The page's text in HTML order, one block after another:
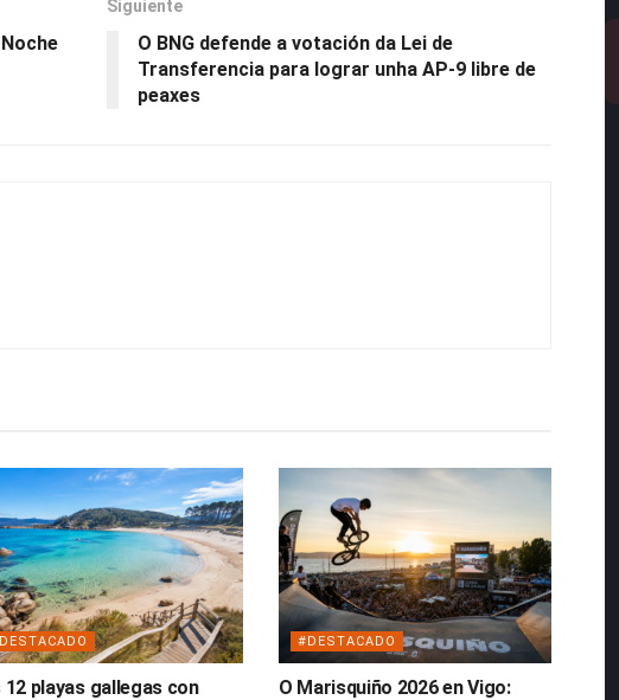
Siguiente
O BNG defende a votación da Lei de
Transferencia para lograr unha AP-9 libre de
peaxes
12 playas gallegas con
#DESTACADO
O Marisquiño 2026 en Vigo: